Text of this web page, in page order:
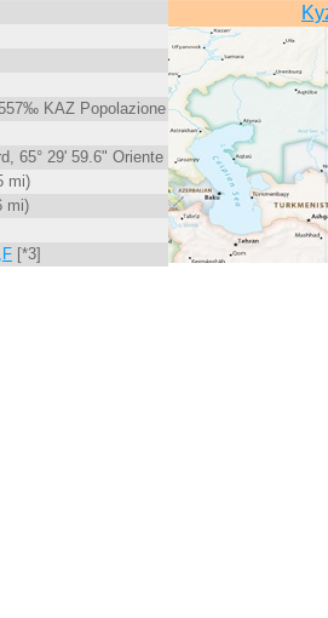
KAZ Popolazione
65° 29' 59.6" Oriente
mi)
mi)
[*3]